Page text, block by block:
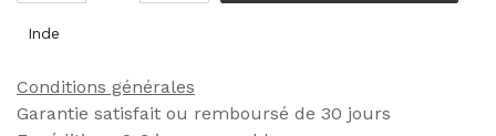
Inde
Conditions générales
Garantie satisfait ou remboursé de 30 jours